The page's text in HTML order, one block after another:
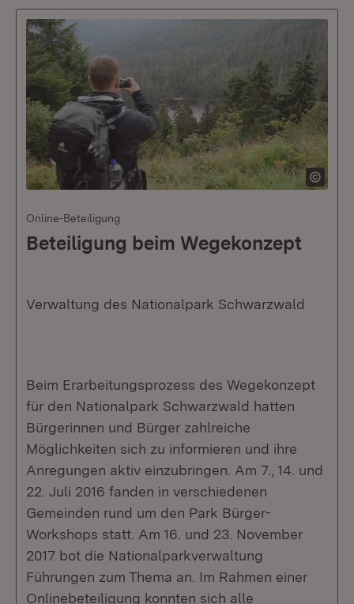
Online-Beteiligung
Beteiligung beim Wegekonzept
Verwaltung des Nationalpark Schwarzwald
Beim Erarbeitungsprozess des Wegekonzept
für den Nationalpark Schwarzwald hatten
Bürgerinnen und Bürger zahlreiche
Möglichkeiten sich zu informieren und ihre
Anregungen aktiv einzubringen. Am 7., 14. und
22. Juli 2016 fanden in verschiedenen
Gemeinden rund um den Park Bürger-
Workshops statt. Am 16. und 23. November
2017 bot die Nationalparkverwaltung
Führungen zum Thema an. Im Rahmen einer
Onlinebeteiligung konnten sich alle